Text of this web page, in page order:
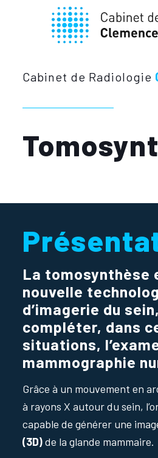
Cabinet de Radiologie
La tomosynthèse
nouvelle
d’imagerie du
compléter, dans
situations,
mammographie
Grâce à un mouvement en
à rayons X autour du sein,
capable de générer une
(3D)de la glande mammaire.